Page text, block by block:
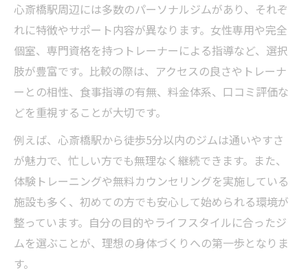
心斎橋駅周辺の通いやすさ比較表
継続率を高める目標設定のコツ
日常に取り入れやすいトレーニング例
モチベーション維持の秘訣を伝授
女性目線で語る目標設定と成功の秘訣
なりたい自分像を明確に描く方法
パーソナルトレーニングで得られる自信
成功事例から学ぶ目標設定のコツ
心斎橋駅周辺で見つかる女性向けサポート
相性抜群トレーナー選びで効果実感を高める
心斎橋駅周辺には多数のパーソナルジムがあり、それぞ
れに特徴やサポート内容が異なります。女性専用や完全
個室、専門資格を持つトレーナーによる指導など、選択
肢が豊富です。比較の際は、アクセスの良さやトレーナ
ーとの相性、食事指導の有無、料金体系、口コミ評価な
どを重視することが大切です。
例えば、心斎橋駅から徒歩5分以内のジムは通いやすさ
が魅力で、忙しい方でも無理なく継続できます。また、
体験トレーニングや無料カウンセリングを実施している
施設も多く、初めての方でも安心して始められる環境が
整っています。自分の目的やライフスタイルに合ったジ
ムを選ぶことが、理想の身体づくりへの第一歩となりま
す。